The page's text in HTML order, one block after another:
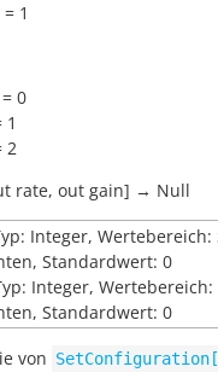
1
0
1
2
rate, out gain] → Null
Integer, Wertebereich:
Standardwert: 0
Integer, Wertebereich:
Standardwert: 0
von